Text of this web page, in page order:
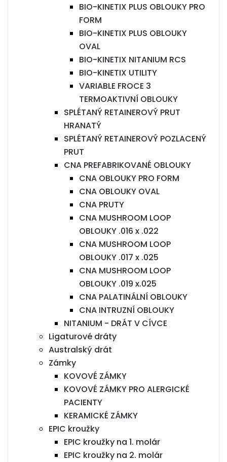
BIO-KINETIX PLUS OBLOUKY PRO
FORM
BIO-KINETIX PLUS OBLOUKY
OVAL
BIO-KINETIX NITANIUM RCS
BIO-KINETIX UTILITY
VARIABLE FROCE 3
TERMOAKTIVNÍ OBLOUKY
SPLÉTANÝ RETAINEROVÝ PRUT
HRANATÝ
SPLÉTANÝ RETAINEROVÝ POZLACENÝ
PRUT
CNA PREFABRIKOVANÉ OBLOUKY
CNA OBLOUKY PRO FORM
CNA OBLOUKY OVAL
CNA PRUTY
CNA MUSHROOM LOOP
OBLOUKY .016 x .022
CNA MUSHROOM LOOP
OBLOUKY .017 x .025
CNA MUSHROOM LOOP
OBLOUKY .019 x.025
CNA PALATINÁLNÍ OBLOUKY
CNA INTRUZNÍ OBLOUKY
NITANIUM - DRÁT V CÍVCE
Ligaturové dráty
Australský drát
Zámky
KOVOVÉ ZÁMKY
KOVOVÉ ZÁMKY PRO ALERGICKÉ
PACIENTY
KERAMICKÉ ZÁMKY
EPIC kroužky
EPIC kroužky na 1. molár
EPIC kroužky na 2. molár